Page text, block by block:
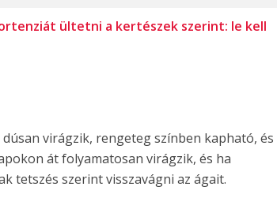
ültetni a kertészek szerint: le kell
virágzik, rengeteg színben kapható, és
át folyamatosan virágzik, és ha
tetszés szerint visszavágni az ágait.